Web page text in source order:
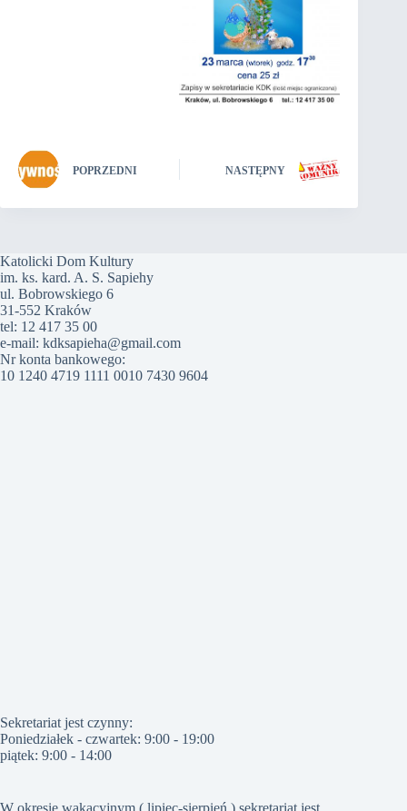
POPRZEDNI NASTĘPNY
Katolicki Dom Kultury
im. ks. kard. A. S. Sapiehy
ul. Bobrowskiego 6
31-552 Kraków
tel: 12 417 35 00
e-mail: kdksapieha@gmail.com
Nr konta bankowego:
10 1240 4719 1111 0010 7430 9604
Sekretariat jest czynny:
Poniedziałek - czwartek: 9:00 - 19:00
piątek: 9:00 - 14:00